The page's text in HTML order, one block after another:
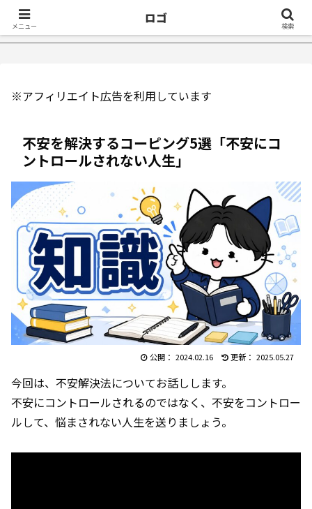
【2万再生】
※アフィリエイト広告を利用しています
不安を解決するコーピング5選「不安にコ
ントロールされない人生」
2024.02.16 2025.05.27
今回は、不安解決法についてお話しします。
不安にコントロールされるのではなく、不安をコントロー
ルして、悩まされない人生を送りましょう。
メニュー
ロゴ
検索